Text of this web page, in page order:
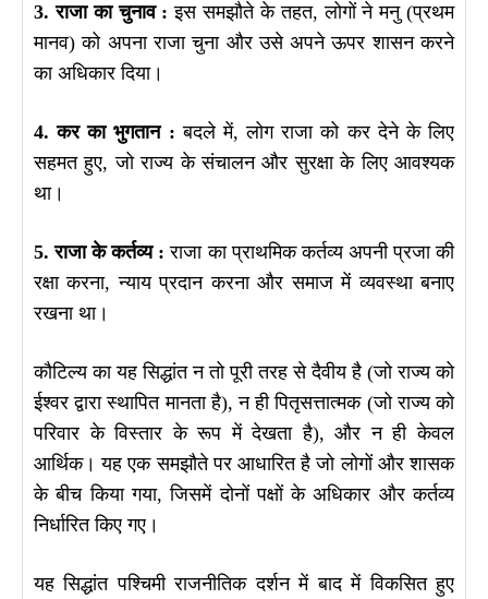
3. राजा का चुनाव : इस समझौते के तहत, लोगों ने मनु (प्रथम
मानव) को अपना राजा चुना और उसे अपने ऊपर शासन करने
का अधिकार दिया।
4. कर का भुगतान : बदले में, लोग राजा को कर देने के लिए
सहमत हुए, जो राज्य के संचालन और सुरक्षा के लिए आवश्यक
था।
5. राजा के कर्तव्य : राजा का प्राथमिक कर्तव्य अपनी प्रजा की
रक्षा करना, न्याय प्रदान करना और समाज में व्यवस्था बनाए
रखना था।
कौटिल्य का यह सिद्धांत न तो पूरी तरह से दैवीय है (जो राज्य को
ईश्वर द्वारा स्थापित मानता है), न ही पितृसत्तात्मक (जो राज्य को
परिवार के विस्तार के रूप में देखता है), और न ही केवल
आर्थिक। यह एक समझौते पर आधारित है जो लोगों और शासक
के बीच किया गया, जिसमें दोनों पक्षों के अधिकार और कर्तव्य
निर्धारित किए गए।
यह सिद्धांत पश्चिमी राजनीतिक दर्शन में बाद में विकसित हुए